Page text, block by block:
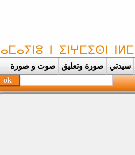
سيدتي صورة وتعليق صوت و صورة